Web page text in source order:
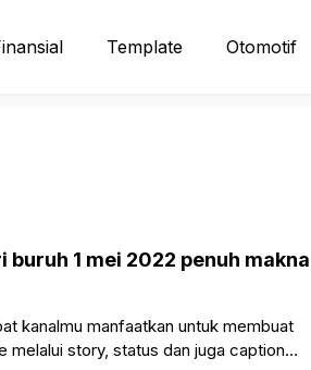
Template Otomotif
1 mei 2022 penuh makna
kanalmu manfaatkan untuk membuat
melalui story, status dan juga caption